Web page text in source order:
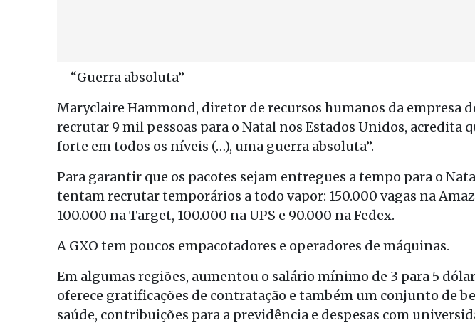
– “Guerra absoluta” –
Maryclaire Hammond, diretor de recursos humanos da empresa
recrutar 9 mil pessoas para o Natal nos Estados Unidos, acredita
forte em todos os níveis (…), uma guerra absoluta”.
Para garantir que os pacotes sejam entregues a tempo para o
tentam recrutar temporários a todo vapor: 150.000 vagas na
100.000 na Target, 100.000 na UPS e 90.000 na Fedex.
A GXO tem poucos empacotadores e operadores de máquinas.
Em algumas regiões, aumentou o salário mínimo de 3 para 5
oferece gratificações de contratação e também um conjunto de
saúde, contribuições para a previdência e despesas com